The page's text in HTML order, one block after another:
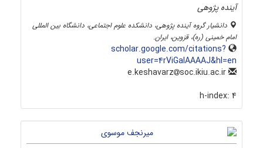
آینده پژوهی
دانشیار گروه آینده پژوهی، دانشکده علوم اجتماعی، دانشگاه بین المللی
امام خمینی (ره)، قزوین، ایران.
scholar.google.com/citations?
user=4rViGaIAAAAJ&hl=en
soc.ikiu.ac.ir
h-index: 4